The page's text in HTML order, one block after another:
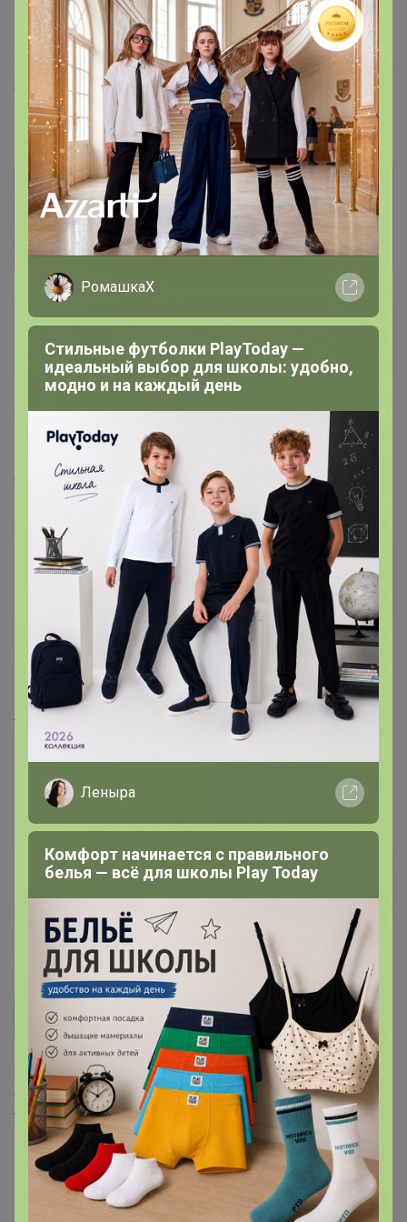
-50%
1 528р
Лютеин с ликопином и бета-
каротином, 60 капс. NS
Комплексный коллаген с
гиалуроновой кислотой,
биотином и витамином С
200г, ананас
Информация о заказах доступна
лишь членам клуба
Показать
Nesti
Гений СП
30 июля, 2024 16:40
Бонифаций
, здравствуйте. Подскажите у вас в закупке
есть бетаин? Я его видела в фирме Naturalsupp, если
можно добавьте его в закупку.
дима
Великий магистр
31 июля, 2024 19:06
Бонифаций
, Добрый вечер. Можно узнать когда заказ
уедет в Ц Р?
Бонифаций
Серебряный организатор
31 июля, 2024 19:14 1
Бонифаций, Добрый вечер. Можно узнать когда
заказ уедет в Ц Р?‌
Здравствуйте! Для вашего удобства все популярные и
ежедневные вопросы подробно прописаны в
условиях закупки.
РомашкаХ
Стильные футболки PlayToday —
идеальный выбор для школы: удобно,
модно и на каждый день
Леныра
Комфорт начинается с правильного
белья — всё для школы Play Today